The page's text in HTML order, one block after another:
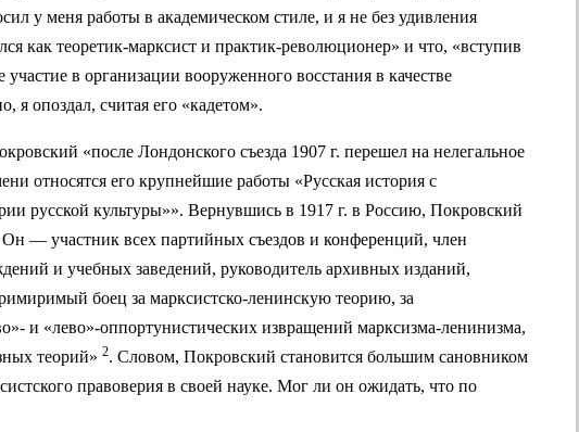
у меня работы в академическом стиле, и я не без удивления
как теоретик-марксист и практик-революционер» и что, «вступив
в организации вооруженного восстания в качестве
я опоздал, считая его «кадетом».
«после Лондонского съезда 1907 г. перешел на нелегальное
относятся его крупнейшие работы «Русская история с
русской культуры»». Вернувшись в 1917 г. в Россию, Покровский
— участник всех партийных съездов и конференций, член
и учебных заведений, руководитель архивных изданий,
боец за марксистско-ленинскую теорию, за
и «лево»-оппортунистических извращений марксизма-ленинизма,
теорий» 2. Словом, Покровский становится большим сановником
правоверия в своей науке. Мог ли он ожидать, что по